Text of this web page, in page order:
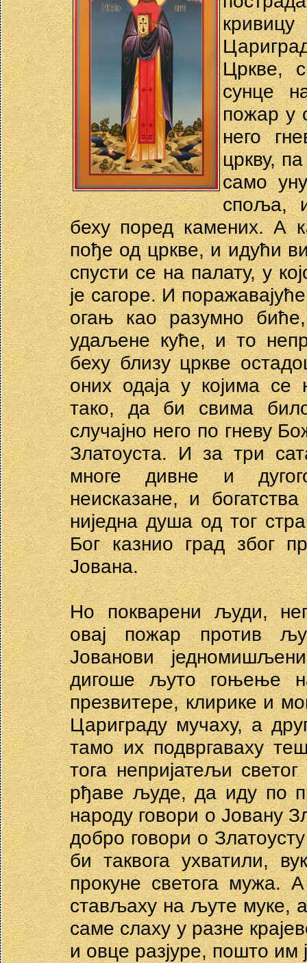
Цркве,
сунце
пожар у
него
цркву,
само
споља,
беху поред камених. А
пође од цркве, и идући
спусти се на палату, у
је сагоре. И
огањ као разумно биће,
удаљене куће, и то
беху близу цркве
оних одаја у којима
тако, да би свима
случајно него по гневу
Златоуста. И за три
многе дивне и
неисказане, и
ниједна душа од тог
Бог казнио град због
Јована.
Но покварени људи,
овај пожар против
Јованови
дигоше љуто гоњење
презвитере, клирике и
Цариграду мучаху, а
тамо их подвргаваху
тога непријатељи
рђаве људе, да иду по
народу говори о Јовану
добро говори о
би таквога ухватили,
прокуне светога мужа.
стављаху на љуте муке,
саме слаху у разне
и овце разјуре, пошто им